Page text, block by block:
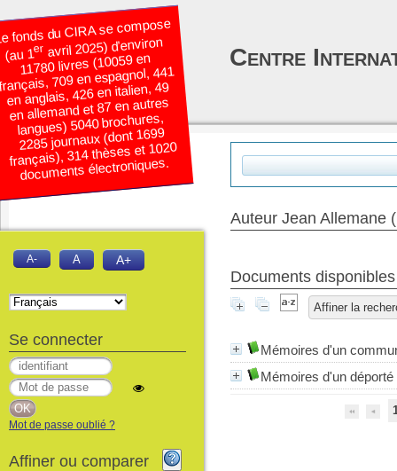
Auteur Jean Allemane
Documents
Affiner la
Mémoires d'un
Mémoires d'un
fonds du CIRA se compose
(au 1eravril 2025) d’environ
11780 livres (10059 en
709 en espagnol, 441
en anglais, 426 en italien, 49
en allemand et 87 en autres
langues) 5040 brochures,
2285 journaux (dont 1699
français), 314 thèses et 1020
documents électroniques.
Centre
A- A A+
Se connecter
Mot de passe oublié ?
Affiner ou comparer